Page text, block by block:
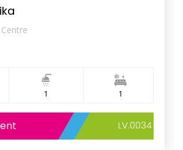
1 1
LV.0034